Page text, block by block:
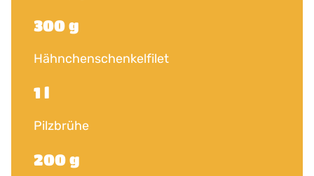
300 g
Hähnchenschenkelfilet
1 l
Pilzbrühe
200 g